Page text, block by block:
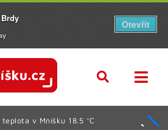
v Mníšku 18.5 °C
Otevřít